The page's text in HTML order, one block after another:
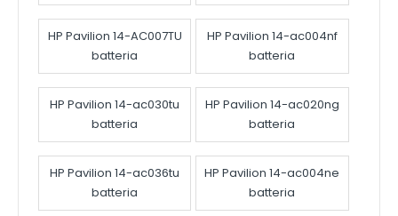
HP Pavilion 14-AC007TU
batteria
HP Pavilion 14-ac004nf
batteria
HP Pavilion 14-ac030tu
batteria
HP Pavilion 14-ac020ng
batteria
HP Pavilion 14-ac036tu
batteria
HP Pavilion 14-ac004ne
batteria